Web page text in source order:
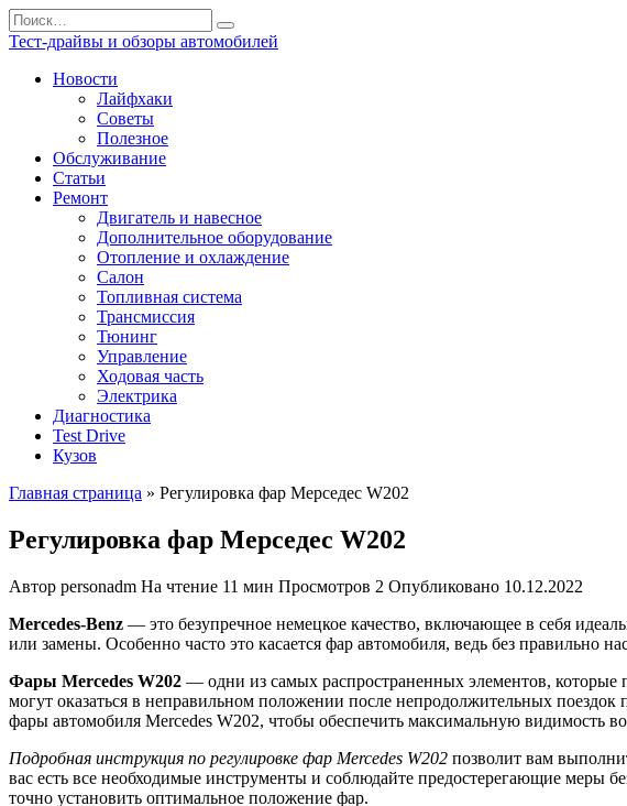
Перейти
к
содержанию
Search
for:
Тест-драйвы и обзоры автомобилей
Новости
Лайфхаки
Советы
Полезное
Обслуживание
Статьи
Ремонт
Двигатель и навесное
Дополнительное оборудование
Отопление и охлаждение
Салон
Топливная система
Трансмиссия
Тюнинг
Управление
Ходовая часть
Электрика
Диагностика
Test Drive
Кузов
Главная страница » Регулировка фар Мерседес W202
Регулировка фар Мерседес W202
Автор personadm На чтение 11 мин Просмотров 2 Опубликовано 10.12.2022
Mercedes-Benz — это безупречное немецкое качество, включающее в себя
или замены. Особенно часто это касается фар автомобиля, ведь без правильно
Фары Mercedes W202 — одни из самых распространенных элементов, которые
могут оказаться в неправильном положении после непродолжительных
фары автомобиля Mercedes W202, чтобы обеспечить максимальную видимость
Подробная инструкция по регулировке фар Mercedes W202 позволит вам
вас есть все необходимые инструменты и соблюдайте предостерегающие меры
точно установить оптимальное положение фар.